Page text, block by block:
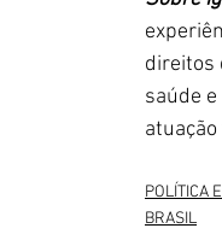
direitos
saúde
POLÍTICA
BRASIL